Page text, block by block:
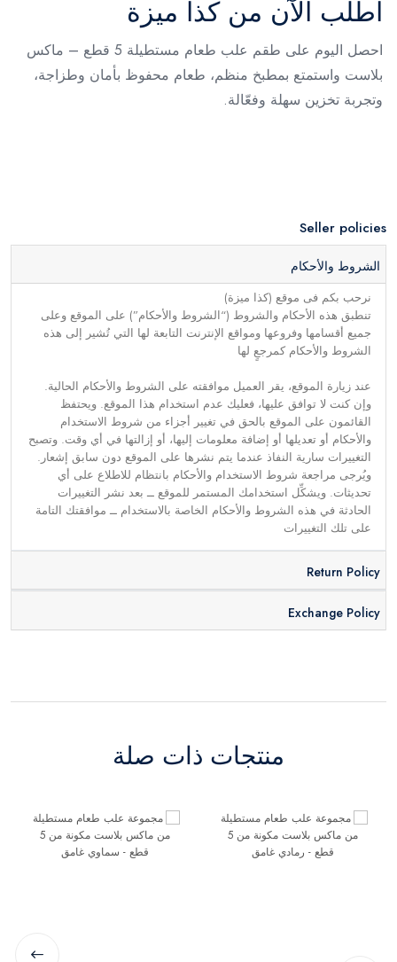
اطلب الآن من كذا ميزة
احصل اليوم على طقم علب طعام مستطيلة 5 قطع – ماكس
بلاست واستمتع بمطبخ منظم، طعام محفوظ بأمان وطزاجة،
وتجربة تخزين سهلة وفعّالة.
Seller policies
الشروط والأحكام
نرحب بكم فى موقع (كذا ميزة)
تنطبق هذه الأحكام والشروط (“الشروط والأحكام”) على الموقع وعلى
جميع أقسامها وفروعها ومواقع الإنترنت التابعة لها التي تُشير إلى هذه
الشروط والأحكام كمرجعٍ لها
عند زيارة الموقع، يقر العميل موافقته على الشروط والأحكام الحالية.
وإن كنت لا توافق عليها، فعليك عدم استخدام هذا الموقع. ويحتفظ
القائمون على الموقع بالحق في تغيير أجزاء من شروط الاستخدام
والأحكام أو تعديلها أو إضافة معلومات إليها، أو إزالتها في أي وقت. وتصبح
التغييرات سارية النفاذ عندما يتم نشرها على الموقع دون سابق إشعار.
ويُرجى مراجعة شروط الاستخدام والأحكام بانتظام للاطلاع على أي
تحديثات. ويشكِّل استخدامك المستمر للموقع ــ بعد نشر التغييرات
الحادثة في هذه الشروط والأحكام الخاصة بالاستخدام ــ موافقتك التامة
على تلك التغييرات
Return Policy
Exchange Policy
منتجات ذات صلة